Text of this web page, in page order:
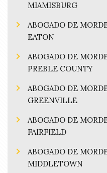
MIAMISBURG
ABOGADO DE
EATON
ABOGADO DE
PREBLE COUNTY
ABOGADO DE
GREENVILLE
ABOGADO DE
FAIRFIELD
ABOGADO DE
MIDDLETOWN